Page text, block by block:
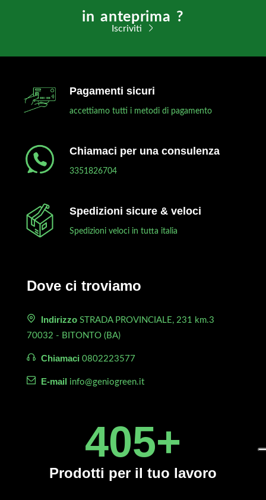
in anteprima ?
Iscriviti
Pagamenti sicuri
accettiamo tutti i metodi di pagamento
Chiamaci per una consulenza
3351826704
Spedizioni sicure & veloci
Spedizioni veloci in tutta italia
Dove ci troviamo
Indirizzo STRADA PROVINCIALE, 231 km.3
70032 - BITONTO (BA)
Chiamaci 0802223577
E-mail info@geniogreen.it
450+
Prodotti per il tuo lavoro